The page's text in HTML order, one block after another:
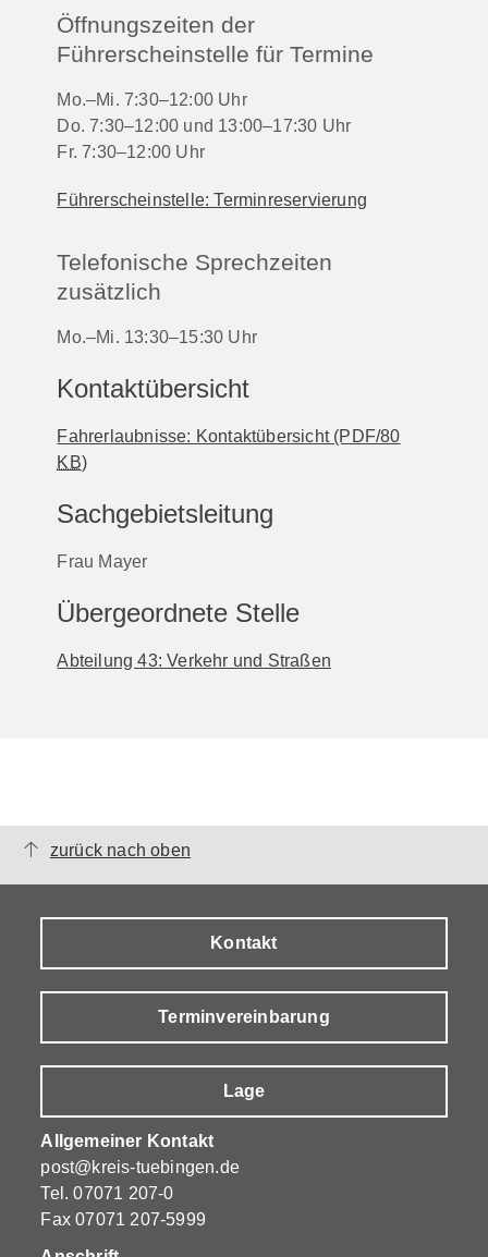
Öffnungszeiten der
Führerscheinstelle für Termine
Mo.–Mi. 7:30–12:00 Uhr
Do. 7:30–12:00 und 13:00–17:30 Uhr
Fr. 7:30–12:00 Uhr
Führerscheinstelle: Terminreservierung
Telefonische Sprechzeiten
zusätzlich
Mo.–Mi. 13:30–15:30 Uhr
Kontaktübersicht
Fahrerlaubnisse: Kontaktübersicht(PDF/80
KB)
Sachgebietsleitung
Frau Mayer
Übergeordnete Stelle
Abteilung 43: Verkehr und Straßen
zurück nach oben
Kontakt
Terminvereinbarung
Lage
Allgemeiner Kontakt
post@kreis-tuebingen.de
Tel.07071 207-0
Fax 07071 207-5999